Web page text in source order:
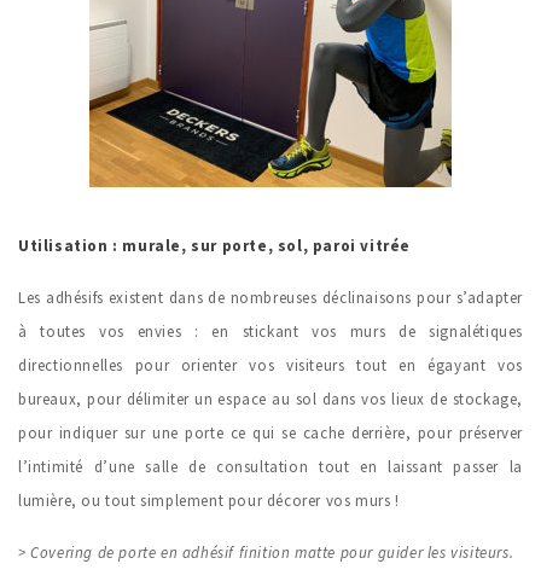
Utilisation : murale, sur porte, sol, paroi vitrée
Les adhésifs existent dans de nombreuses déclinaisons pour s’adapter
à toutes vos envies : en stickant vos murs de signalétiques
directionnelles pour orienter vos visiteurs tout en égayant vos
bureaux, pour délimiter un espace au sol dans vos lieux de stockage,
pour indiquer sur une porte ce qui se cache derrière, pour préserver
l’intimité d’une salle de consultation tout en laissant passer la
lumière, ou tout simplement pour décorer vos murs !
> Covering de porte en adhésif finition matte pour guider les visiteurs.